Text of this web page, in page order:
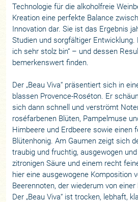
Technologie für die alkoholfreie
Kreation eine perfekte Balance
Innovation dar. Sie ist das Ergebnis
Studien und sorgfältiger Entwicklung.
ich sehr stolz bin“ – und dessen
bemerkenswert finden.
Der „Beau Viva“ präsentiert sich in
blassen Provence-Roséton. Er
sich dann schnell und verströmt
roséfarbenen Blüten, Pampelmuse
Himbeere und Erdbeere sowie einen
Blütenhonig. Am Gaumen zeigt sich
traubig und fruchtig, ausgewogen
zitronigen Säure und einem recht
hier eine ausgewogene Komposition
Beerennoten, der wiederum von
Der „Beau Viva“ ist trocken, lebhaft,